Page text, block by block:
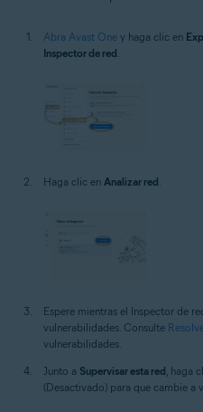
Abra Avast One y haga clic en
Inspector de red
Haga clic en Analizar red.
Espere mientras el Inspector de
vulnerabilidades. Consulte
vulnerabilidades.
Junto a Supervisar esta red , haga
(Desactivado) para que cambie a